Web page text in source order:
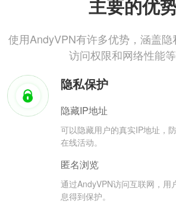
主要的优
使用AndyVPN有许多优势，涵盖隐
访问权限和网络性能
隐私保护
隐藏IP地址
可以隐藏用户的真实IP地址，
在线活动。
匿名浏览
通过AndyVPN访问互联网，用
息得到保护。